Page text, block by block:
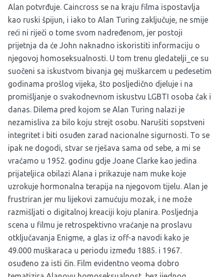
Alan potvrđuje. Caincross se na kraju filma ispostavlja
kao ruski špijun, i iako to Alan Turing zaključuje, ne smije
reći ni riječi o tome svom nadređenom, jer postoji
prijetnja da će John naknadno iskoristiti informaciju o
njegovoj homoseksualnosti. U tom trenu gledatelji_ce su
suočeni sa iskustvom bivanja gej muškarcem u pedesetim
godinama prošlog vijeka, što posljedično djeluje i na
promišljanje o svakodnevnom iskustvu LGBTI osoba čak i
danas. Dilema pred kojom se Alan Turing nalazi je
nezamisliva za bilo koju strejt osobu. Narušiti sopstveni
integritet i biti osuđen zarad nacionalne sigurnosti. To se
ipak ne dogodi, stvar se rješava sama od sebe, a mi se
vraćamo u 1952. godinu gdje Joane Clarke kao jedina
prijateljica obilazi Alana i prikazuje nam muke koje
uzrokuje hormonalna terapija na njegovom tijelu. Alan je
frustriran jer mu lijekovi zamućuju mozak, i ne može
razmišljati o digitalnoj kreaciji koju planira. Posljednja
scena u filmu je retrospektivno vraćanje na proslavu
otključavanja Enigme, a glas iz off-a navodi kako je
49.000 muškaraca u periodu između 1885. i 1967.
osuđeno za isti čin. Film evidentno veoma dobro